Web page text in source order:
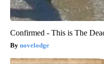
Confirmed - This is The
novelodge